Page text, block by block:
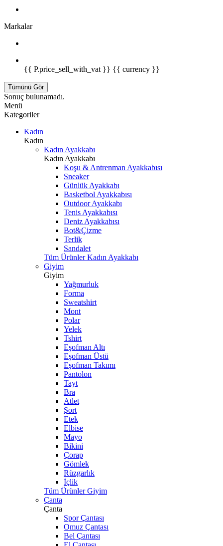
Markalar
{{ P.price_sell_with_vat }} {{ currency }}
Tümünü Gör
Sonuç bulunamadı.
Menü
Kategoriler
Kadın
Kadın
Kadın Ayakkabı
Kadın Ayakkabı
Koşu & Antrenman Ayakkabısı
Sneaker
Günlük Ayakkabı
Basketbol Ayakkabısı
Outdoor Ayakkabı
Tenis Ayakkabısı
Deniz Ayakkabısı
Bot&Çizme
Terlik
Sandalet
Tüm Ürünler Kadın Ayakkabı
Giyim
Giyim
Yağmurluk
Forma
Sweatshirt
Mont
Polar
Yelek
Tshirt
Eşofman Altı
Eşofman Üstü
Eşofman Takımı
Pantolon
Tayt
Bra
Atlet
Şort
Etek
Elbise
Mayo
Bikini
Çorap
Gömlek
Rüzgarlık
İçlik
Tüm Ürünler Giyim
Çanta
Çanta
Spor Çantası
Omuz Çantası
Bel Çantası